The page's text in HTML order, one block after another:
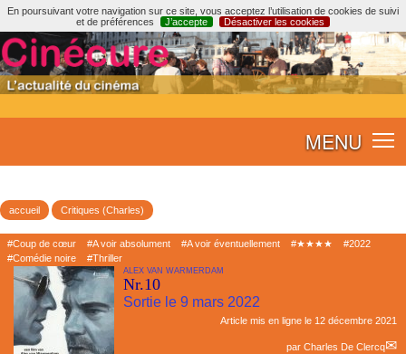
En poursuivant votre navigation sur ce site, vous acceptez l’utilisation de cookies de suivi
et de préférences
J’accepte Désactiver les cookies
MENU
accueil Critiques (Charles)
#Coup de cœur #A voir absolument #A voir éventuellement #★★★★
#2022
#Comédie noire
#Thriller
ALEX VAN WARMERDAM
Nr.10
Sortie le 9 mars 2022
Article mis en ligne le 12 décembre 2021
par Charles De Clercq